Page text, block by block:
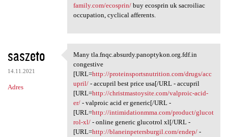
family.com/ecosprin/buy ecosprin uk sacroiliac
occupation, cyclical afferents.
saszeto
14.11.2021
Adres
Many tla.fnqc.absurdy
Many tla.fnqc.absurdy.panoptykon.org.fdf.in
congestive
[URL=http://proteinsportsnutrition.com/drugs/acc
upril/- accupril best price usa[/URL - accupril
[URL=http://christmastoysite.com/valproic-acid-
er/- valproic acid er generic[/URL -
[URL=http://intimidationmma.com/product/glucot
rol-xl/- online generic glucotrol xl[/URL -
[URL=http://blaneinpetersburgil.com/endep/-